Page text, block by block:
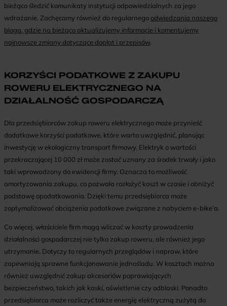
bieżąco śledzić komunikaty instytucji odpowiedzialnych za jego
wdrażanie. Zachęcamy również do regularnego odwiedzania naszego
bloga, gdzie na bieżąco aktualizujemy informacje i komentujemy
najnowsze zmiany dotyczące dopłat i przepisów.
KORZYŚCI PODATKOWE Z ZAKUPU
ROWERU ELEKTRYCZNEGO NA
DZIAŁALNOŚĆ GOSPODARCZĄ
Dla przedsiębiorców zakup roweru elektrycznego może przynieść
dodatkowe korzyści podatkowe, które warto uwzględnić, planując
inwestycję w ekologiczny transport firmowy. Elektryk o wartości
przekraczającej 10 000 zł może zostać uznany za środek trwały i jako
taki wprowadzony do ewidencji firmy. Oznacza to możliwość
amortyzowania zakupu, co pozwala rozłożyć koszt w czasie i obniżyć
podstawę opodatkowania. Dzięki temu przedsiębiorca może
zoptymalizować obciążenia podatkowe związane z nabyciem e-bike’a.
Co więcej, właściciele firm mogą wliczać w koszty prowadzenia
działalności gospodarczej nie tylko zakup roweru, ale również jego
utrzymanie. Dotyczy to regularnych przeglądów i napraw, które
zapewniają sprawne funkcjonowanie jednośladu. W kosztach można
również uwzględnić zakup akcesoriów poprawiających
bezpieczeństwo, takich jak kaski, oświetlenie czy odblaski. Ponadto
przedsiębiorca może rozliczyć także energię elektryczną zużytą do